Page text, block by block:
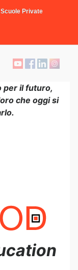
Scuole Private
per il futuro,
che oggi si